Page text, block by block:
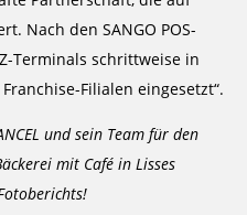
Nach den SANGO POS-
Terminals schrittweise in
Filialen eingesetzt“.
und sein Team für den
mit Café in Lisses